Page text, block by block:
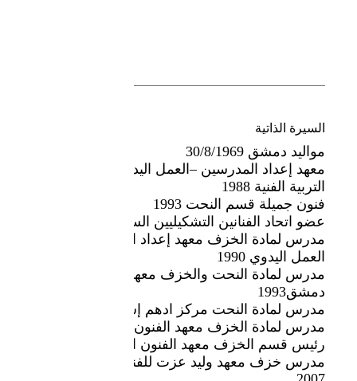
السيرة الذاتية​
مواليد دمشق 30/8/1969
معهد إعداد المدرسين –العمل اليدوي – قسم
التربية الفنية 1988
فنون جميلة قسم النحت 1993
عضو اتحاد الفنانين التشكيليين السوري1993
مدرس لمادة الخزف معهد إعداد المدرسين قسم
العمل اليدوي 1990
مدرس لمادة النحت والخزف معهد الفنون التطبيقية
دمشق1993
مدرس لمادة النحت مركز ادهم إسماعيل1997
مدرس لمادة الخزف معهد الفنون التطبيقية 2003
رئيس قسم الخزف معهد الفنون التطبيقية 2004
مدرس خزف معهد وليد عزت للفنون التطبيقية